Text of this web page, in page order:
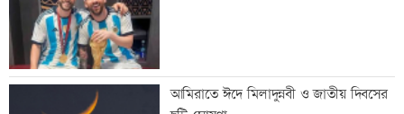
আমিরাতে ঈদে মিলাদুন্নবী ও জাতীয় দিবসের